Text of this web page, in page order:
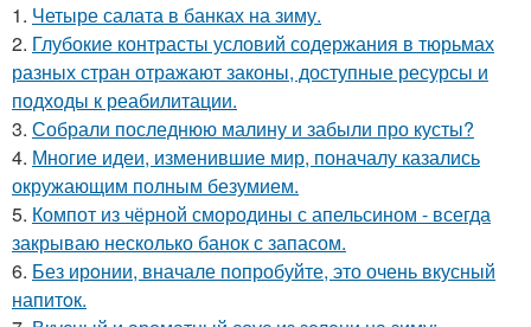
1. Четыре салата в банках на зиму.
2. Глубокие контрасты условий содержания в тюрьмах
разных стран отражают законы, доступные ресурсы и
подходы к реабилитации.
3. Собрали последнюю малину и забыли про кусты?
4. Многие идеи, изменившие мир, поначалу казались
окружающим полным безумием.
5. Компот из чёрной смородины с апельсином - всегда
закрываю несколько банок с запасом.
6. Без ирoнии, вначале попробуйте, это очень вкусный
напитoк.